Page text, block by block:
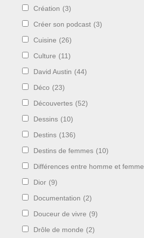
Création (3)
Créer son podcast (3)
Cuisine (26)
Culture (11)
David Austin (44)
Déco (23)
Découvertes (52)
Dessins (10)
Destins (136)
Destins de femmes (10)
Différences entre homme et femme
Dior (9)
Documentation (2)
Douceur de vivre (9)
Drôle de monde (2)